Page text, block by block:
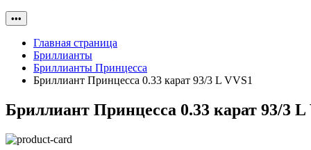
•••
Главная страница
Бриллианты
Бриллианты Принцесса
Бриллиант Принцесса 0.33 карат 93/3 L VVS1
Бриллиант Принцесса 0.33 карат 93/3 L